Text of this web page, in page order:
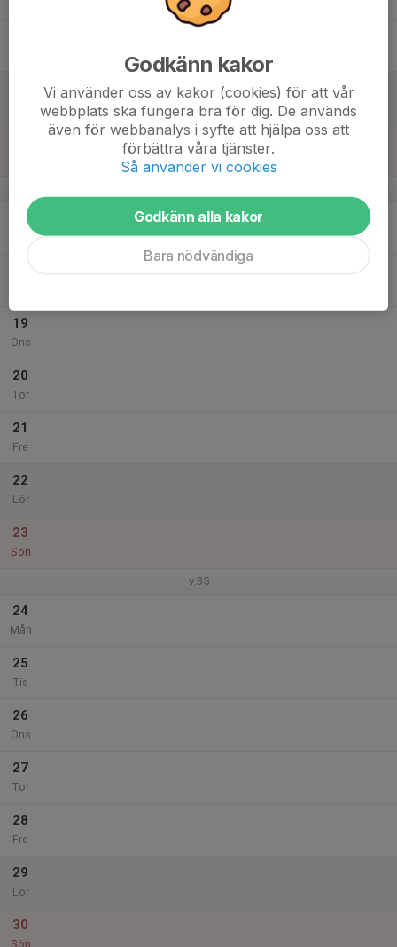
17
19
Ons
20
Tor
21
Fre
22
Lör
23
Sön
v.35
24
Mån
25
Tis
26
Ons
27
Tor
28
Fre
29
Lör
30
Sön
Godkänn kakor
Vi använder oss av kakor (cookies) för att vår
webbplats ska fungera bra för dig. De används
även för webbanalys i syfte att hjälpa oss att
förbättra våra tjänster.
Så använder vi cookies
Godkänn alla kakor
Bara nödvändiga